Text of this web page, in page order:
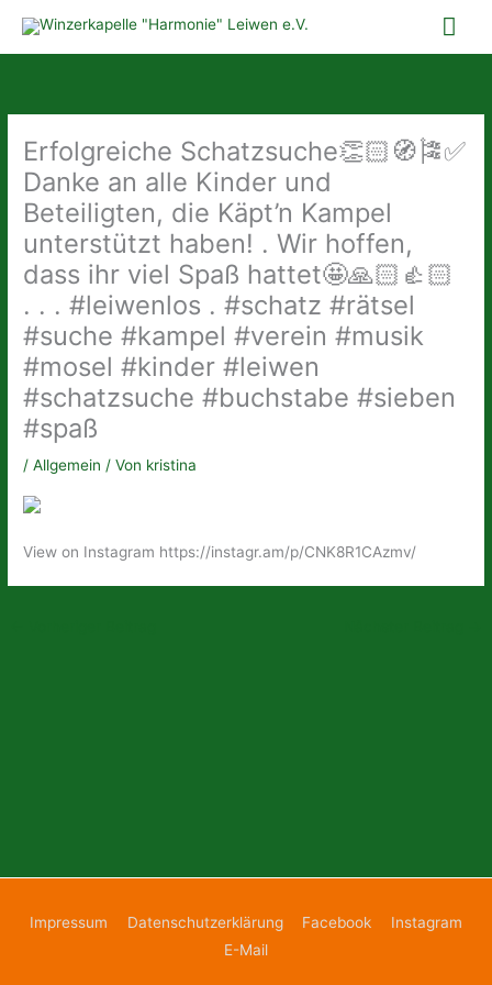
Inhalt
springen
Erfolgreiche Schatzsuche👏🏻🧭🎏✅
Danke an alle Kinder und
Beteiligten, die Käpt’n Kampel
unterstützt haben! . Wir hoffen,
dass ihr viel Spaß hattet🤩🙏🏻👍🏻
. . . #leiwenlos . #schatz #rätsel
#suche #kampel #verein #musik
#mosel #kinder #leiwen
#schatzsuche #buchstabe #sieben
#spaß
/Allgemein / Von kristina
View on Instagram https://instagr.am/p/CNK8R1CAzmv/
Impressum Datenschutzerklärung Facebook
Instagram
E-Mail